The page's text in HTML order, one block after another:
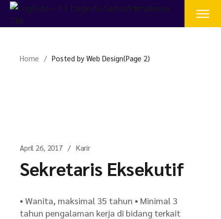
Skip
the
content
Home Posted by Web Design(Page 2)
April 26, 2017 Karir
Sekretaris Eksekutif
• Wanita, maksimal 35 tahun • Minimal 3
tahun pengalaman kerja di bidang terkait